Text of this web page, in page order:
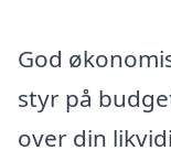
God
styr på
over din